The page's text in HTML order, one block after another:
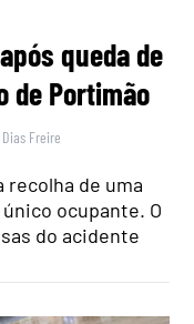
queda de
de Portimão
Freire
recolha de uma
ocupante. O
do acidente